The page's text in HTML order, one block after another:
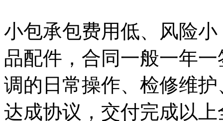
小包承包费用低、风险
品配件，合同一般一年
调的日常操作、检修维
达成协议，交付完成以